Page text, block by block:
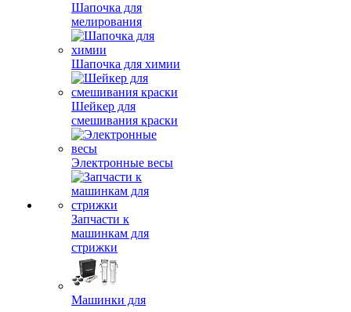
Шапочка для
мелирования
Шапочка для химии
Шейкер для
смешивания краски
Электронные весы
Запчасти к
машинкам для
стрижки
Машинки для